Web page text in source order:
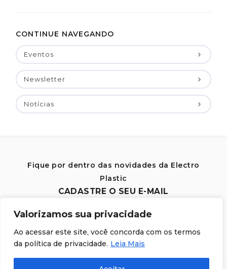
Valorizamos sua privacidade
Ao acessar este site, você concorda com os termos
da política de privacidade. Leia Mais
CONTINUE NAVEGANDO
Eventos
Newsletter
Notícias
Fique por dentro das novidades da Electro
Plastic
CADASTRE O SEU E-MAIL